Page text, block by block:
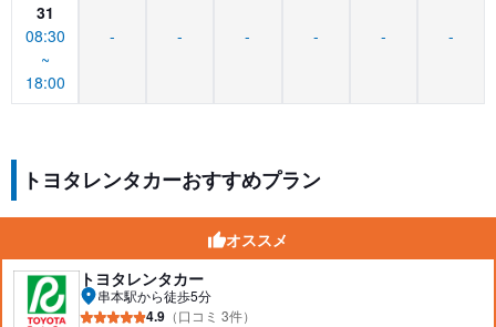
31
08:30
~
18:00
- - - - - -
トヨタレンタカーおすすめプラン
オススメ
トヨタレンタカー
串本駅から徒歩5分
4.9 （口コミ 3件）